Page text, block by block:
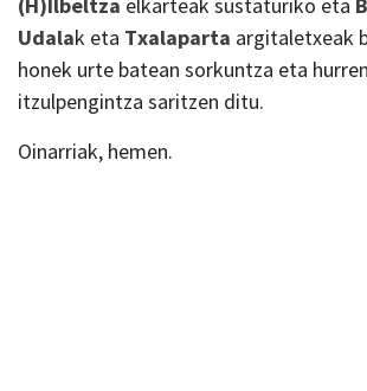
Udalak eta Txalaparta argitaletxeak
honek urte batean sorkuntza eta
itzulpengintza saritzen ditu.
Oinarriak, hemen.